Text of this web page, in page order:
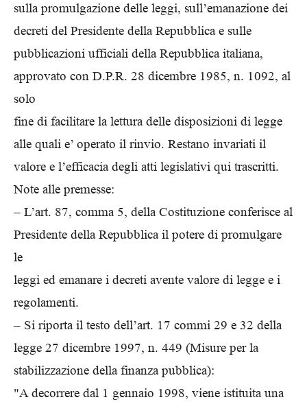
sulla promulgazione delle leggi, sull’emanazione dei
decreti del Presidente della Repubblica e sulle
pubblicazioni ufficiali della Repubblica italiana,
approvato con D.P.R. 28 dicembre 1985, n. 1092, al
solo
fine di facilitare la lettura delle disposizioni di legge
alle quali e’ operato il rinvio. Restano invariati il
valore e l’efficacia degli atti legislativi qui trascritti.
Note alle premesse:
– L’art. 87, comma 5, della Costituzione conferisce al
Presidente della Repubblica il potere di promulgare
le
leggi ed emanare i decreti avente valore di legge e i
regolamenti.
– Si riporta il testo dell’art. 17 commi 29 e 32 della
legge 27 dicembre 1997, n. 449 (Misure per la
stabilizzazione della finanza pubblica):
"A decorrere dal 1 gennaio 1998, viene istituita una